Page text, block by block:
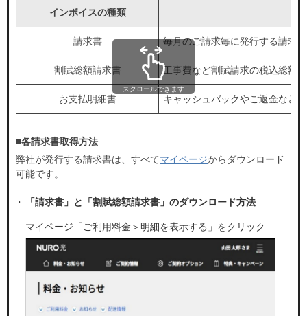
らチャットでもご相談をいただけます。
インボイスの種類
請求書 毎月のご請求毎に発行する請求書
割賦総額請求書 工事費など割賦請求の税込総額
お支払明細書 キャッシュバックやご返金など
スクロールできます
■各請求書取得方法
弊社が発行する請求書は、すべてマイページからダウンロード
可能です。
「請求書」と「割賦総額請求書」のダウンロード方法
マイページ「ご利用料金＞明細を表示する」をクリック